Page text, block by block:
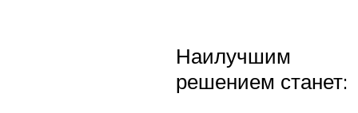
Наилучшим
решением станет: